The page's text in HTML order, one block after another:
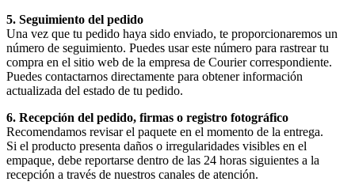
5. Seguimiento del pedido
Una vez que tu pedido haya sido enviado, te proporcionaremos un
número de seguimiento. Puedes usar este número para rastrear tu
compra en el sitio web de la empresa de Courier correspondiente.
Puedes contactarnos directamente para obtener información
actualizada del estado de tu pedido.
6. Recepción del pedido, firmas o registro fotográfico
Recomendamos revisar el paquete en el momento de la entrega.
Si el producto presenta daños o irregularidades visibles en el
empaque, debe reportarse dentro de las 24 horas siguientes a la
recepción a través de nuestros canales de atención.